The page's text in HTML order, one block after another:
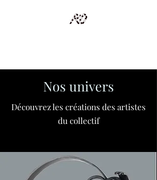
Nos univers
Découvrez les créations des artistes
du collectif